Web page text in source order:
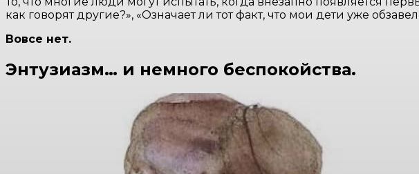
как говорят другие?», «Означает ли тот факт, что мои дети уже
Вовсе нет.
Энтузиазм… и немного беспокойства.